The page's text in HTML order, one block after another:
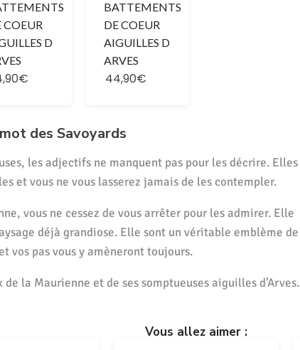
COEUR
D
BATTEMENTS
DE COEUR
AIGUILLES D
ARVES
44,90€
des Savoyards
les adjectifs ne manquent pas pour les décrire. Elles
et vous ne vous lasserez jamais de les contempler.
vous ne cessez de vous arrêter pour les admirer. Elle
déjà grandiose. Elle sont un véritable emblème de
vos pas vous y amèneront toujours.
la Maurienne et de ses somptueuses aiguilles d’Arves.
Vous allez aimer :